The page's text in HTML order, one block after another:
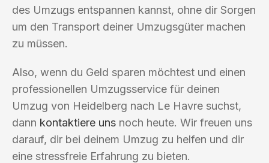
des Umzugs entspannen kannst, ohne dir Sorgen
um den Transport deiner Umzugsgüter machen
zu müssen.
Also, wenn du Geld sparen möchtest und einen
professionellen Umzugsservice für deinen
Umzug von Heidelberg nach Le Havre suchst,
dann kontaktiere uns noch heute. Wir freuen uns
darauf, dir bei deinem Umzug zu helfen und dir
eine stressfreie Erfahrung zu bieten.